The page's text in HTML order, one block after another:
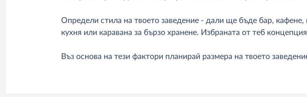
Определи стила на твоето заведение - дали ще бъде бар, кафене,
кухня или каравана за бързо хранене. Избраната от теб
Въз основа на тези фактори планирай размера на твоето